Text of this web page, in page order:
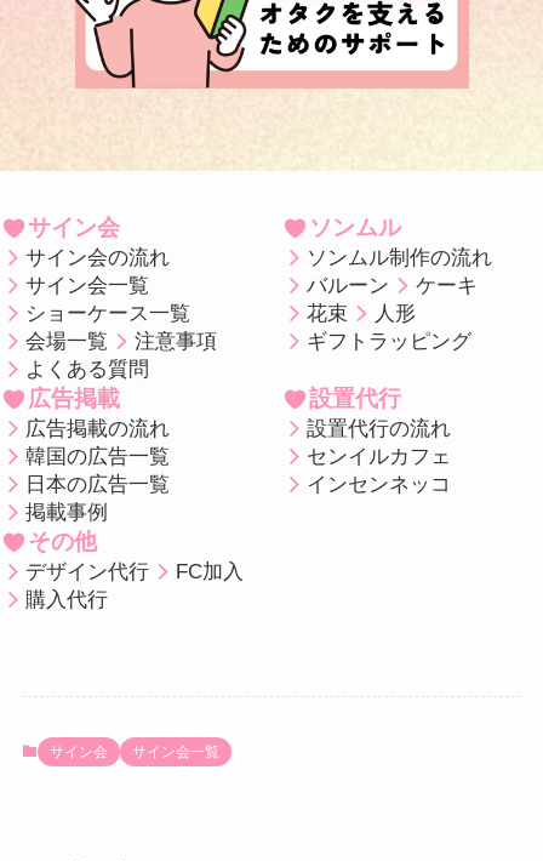
サイン会
サイン会の流れ
サイン会一覧
ショーケース一覧
会場一覧
注意事項
よくある質問
ソンムル
ソンムル制作の流れ
バルーン
ケーキ
花束
人形
ギフトラッピング
広告掲載
広告掲載の流れ
韓国の広告一覧
日本の広告一覧
掲載事例
設置代行
設置代行の流れ
センイルカフェ
インセンネッコ
その他
デザイン代行
FC加入
購入代行
サイン会 サイン会一覧